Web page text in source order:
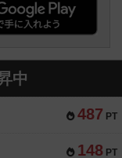
中
487 PT
148 PT